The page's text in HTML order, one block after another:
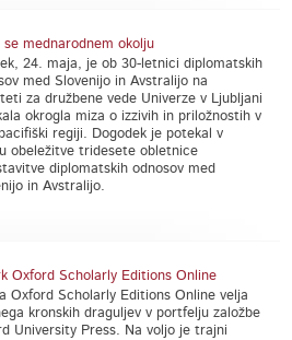
se mednarodnem okolju
24. maja, je ob 30-letnici diplomatskih
med Slovenijo in Avstralijo na
za družbene vede Univerze v Ljubljani
okrogla miza o izzivih in priložnostih v
regiji. Dogodek je potekal v
obeležitve tridesete obletnice
diplomatskih odnosov med
in Avstralijo.
Oxford Scholarly Editions Online
Oxford Scholarly Editions Online velja
kronskih draguljev v portfelju založbe
University Press. Na voljo je trajni